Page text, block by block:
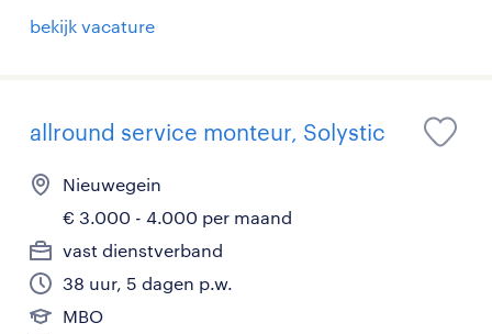
bekijk vacature
allround service monteur, Solystic
Nieuwegein
€ 3.000 - 4.000 per maand
vast dienstverband
38 uur, 5 dagen p.w.
MBO